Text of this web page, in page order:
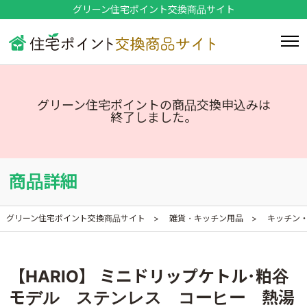
グリーン住宅ポイント交換商品サイト
グリーン住宅ポイントの商品交換申込みは
終了しました。
商品詳細
グリーン住宅ポイント交換商品サイト 雑貨・キッチン用品 キッチン
【HARIO】 ミニドリップケトル･粕谷
モデル ステンレス コーヒー 熱湯